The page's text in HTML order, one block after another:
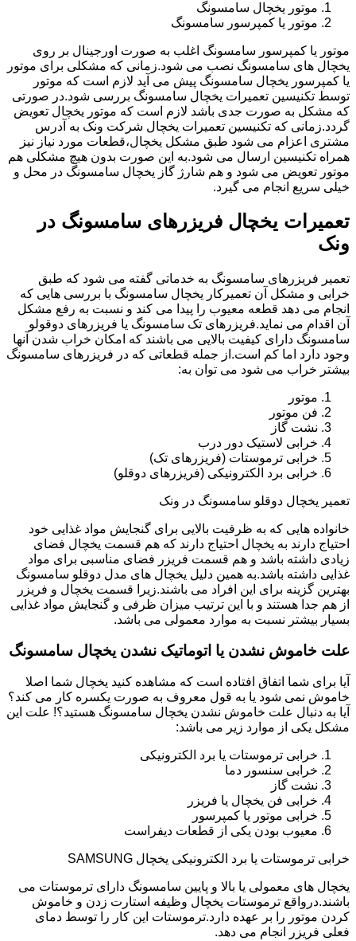
موتور یخچال سامسونگ
موتور یا کمپرسور سامسونگ
موتور یا کمپرسور سامسونگ اغلب به صورت اورجینال بر روی
یخچال های سامسونگ نصب می شود.زمانی که مشکلی برای موتور
یا کمپرسور یخچال سامسونگ پیش می آید لازم است که موتور
توسط تکنیسین تعمیرات یخچال سامسونگ بررسی شود.در صورتی
که مشکل به صورت جدی باشد لازم است که موتور یخچال تعویض
گردد.زمانی که تکنیسین تعمیرات یخچال شرکت ونک به آدرس
مشتری اعزام می شود طبق مشکل یخچال،قطعات مورد نیاز نیز
همراه تکنیسین ارسال می شود.به این صورت بدون هیچ مشکلی هم
موتور تعویض می شود و هم شارژ گاز یخچال سامسونگ در محل و
خیلی سریع انجام می گیرد.
تعمیرات یخچال فریزرهای سامسونگ در
ونک
تعمیر فریزرهای سامسونگ به خدماتی گفته می شود که طبق
خرابی و مشکل آن تعمیرکار یخچال سامسونگ با بررسی هایی که
انجام می دهد قطعه معیوب را پیدا می کند و نسبت به رفع مشکل
آن اقدام می نماید.فریزرهای تک سامسونگ یا فریزرهای دوقولو
سامسونگ دارای کیفیت بالایی می باشند که امکان خراب شدن آنها
وجود دارد اما کم است.از جمله قطعاتی که در فریزرهای سامسونگ
بیشتر خراب می شود می توان به:
موتور
فن موتور
نشت گاز
خرابی لاستیک دور درب
خرابی ترموستات (فریزرهای تک)
خرابی برد الکترونیکی (فریزرهای دوقلو)
تعمیر یخچال دوقلو سامسونگ در ونک
خانواده هایی که به ظرفیت بالایی برای گنجایش مواد غذایی خود
احتیاج دارند به یخچال احتیاج دارند که هم قسمت یخچال فضای
زیادی داشته باشد و هم قسمت فریزر فضای مناسبی برای مواد
غذایی داشته باشد.به همین دلیل یخچال های مدل دوقلو سامسونگ
بهترین گزینه برای این افراد می باشند.زیرا قسمت یخچال و فریزر
از هم جدا هستند و با این ترتیب میزان ظرفی و گنجایش مواد غذایی
بسیار بیشتر نسبت به موارد معمولی می باشد.
علت خاموش نشدن یا اتوماتیک نشدن یخچال سامسونگ
آیا برای شما اتفاق افتاده است که مشاهده کنید یخچال شما اصلا
خاموش نمی شود یا به قول معروف به صورت یکسره کار می کند؟
آیا به دنبال علت خاموش نشدن یخچال سامسونگ هستید؟! علت این
مشکل یکی از موارد زیر می باشد:
خرابی ترموستات یا برد الکترونیکی
خرابی سنسور دما
نشت گاز
خرابی فن یخچال یا فریزر
خرابی موتور یا کمپرسور
معیوب بودن یکی از قطعات دیفراست
خرابی ترموستات یا برد الکترونیکی یخچال SAMSUNG
یخچال های معمولی یا بالا و پایین سامسونگ دارای ترموستات می
باشند.درواقع ترموستات یخچال وظیفه استارت زدن و خاموش
کردن موتور را بر عهده دارد.ترموستات این کار را توسط دمای
فعلی فریزر انجام می دهد.